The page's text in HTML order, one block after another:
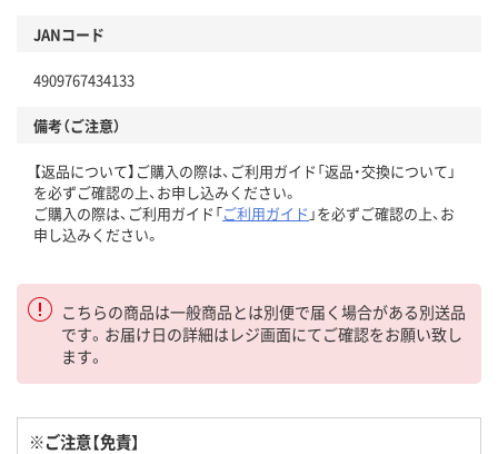
JANコード
4909767434133
備考（ご注意）
【返品について】ご購入の際は、ご利用ガイド「返品・交換について」
を必ずご確認の上、お申し込みください。
ご購入の際は、ご利用ガイド「ご利用ガイド 」を必ずご確認の上、お
申し込みください。
こちらの商品は一般商品とは別便で届く場合がある別送品
です。お届け日の詳細はレジ画面にてご確認をお願い致し
ます。
※ご注意【免責】